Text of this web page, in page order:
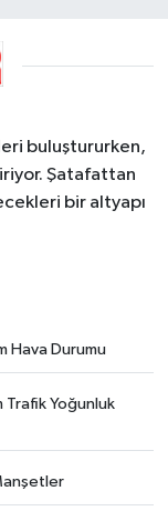
buluştururken,
Şatafattan
bir altyapı
Hava Durumu
Trafik Yoğunluk